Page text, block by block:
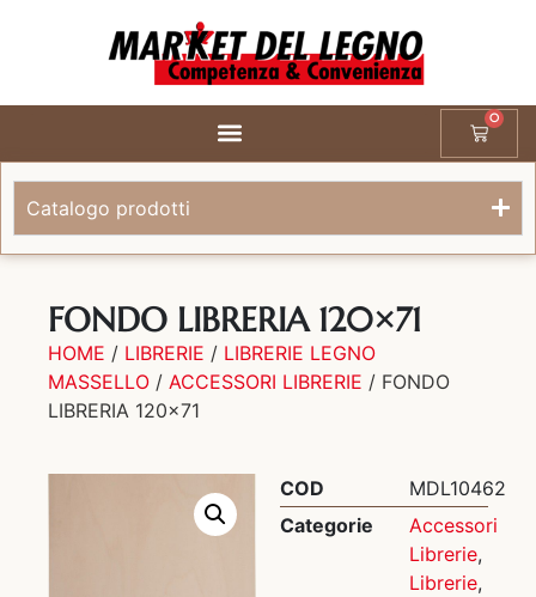
0
Catalogo prodotti
FONDO LIBRERIA 120×71
HOME / LIBRERIE / LIBRERIE LEGNO
MASSELLO / ACCESSORI LIBRERIE / FONDO
LIBRERIA 120×71
COD
MDL10462
Categorie
Accessori
Librerie,
Librerie,